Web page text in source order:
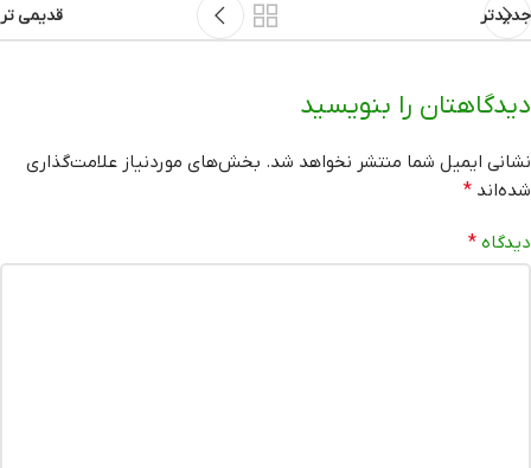
جدیدتر قدیمی تر
دیدگاهتان را بنویسید
نشانی ایمیل شما منتشر نخواهد شد. بخش‌های موردنیاز علامت‌گذاری
شده‌اند *
دیدگاه *